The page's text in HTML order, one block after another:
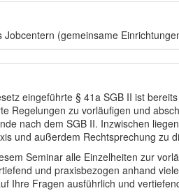
(gemeinsame
eingeführte § 41a SGB II ist
Regelungen zu vorläufigen und
nach dem SGB II. Inzwischen
und außerdem Rechtsprechung zu
Seminar alle Einzelheiten zur
und praxisbezogen anhand
Ihre Fragen ausführlich und